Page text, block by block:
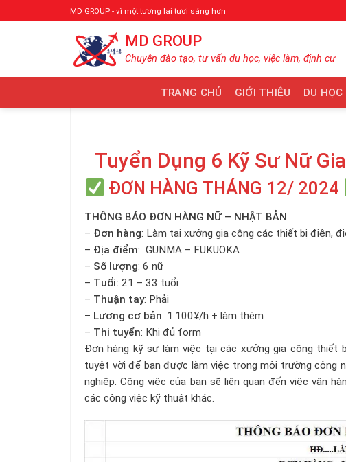
qua
MD GROUP - vì một tương lai tươi sáng hơn
MD GROUP
Chuyên đào tạo, tư vấn du học, việc làm, định cư
TRANG CHỦ GIỚI THIỆU DU HỌC
Tuyển Dụng 6 Kỹ Sư Nữ
ĐƠN HÀNG THÁNG 12/ 2024
THÔNG BÁO ĐƠN HÀNG NỮ – NHẬT BẢN
– Đơn hàng: Làm tại xưởng gia công các thiết bị điện,
– Địa điểm: GUNMA – FUKUOKA
– Số lượng: 6 nữ
– Tuổi: 21 – 33 tuổi
– Thuận tay: Phải
– Lương cơ bản: 1.100¥/h + làm thêm
– Thi tuyển: Khi đủ form
Đơn hàng kỹ sư làm việc tại các xưởng gia công thiết
tuyệt vời để bạn được làm việc trong môi trường công
nghiệp. Công việc của bạn sẽ liên quan đến việc vận
các công việc kỹ thuật khác.